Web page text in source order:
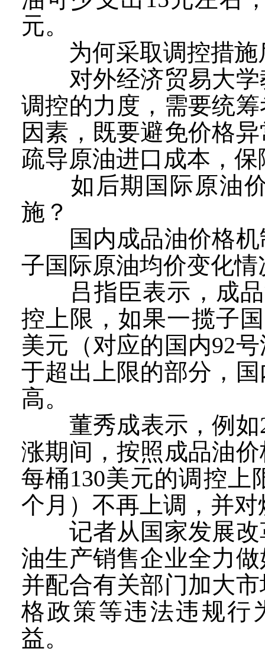
元。
为何采取调控措施
对外经济贸易大学
调控的力度，需要统
因素，既要避免价格
疏导原油进口成本，
如后期国际原油价
施？
国内成品油价格机
子国际原油均价变化
吕指臣表示，成品
控上限，如果一揽子
美元（对应的国内92
于超出上限的部分，
高。
董秀成表示，例如
涨期间，按照成品油
每桶130美元的调控
个月）不再上调，并
记者从国家发展改
油生产销售企业全力
并配合有关部门加大
格政策等违法违规行
益。